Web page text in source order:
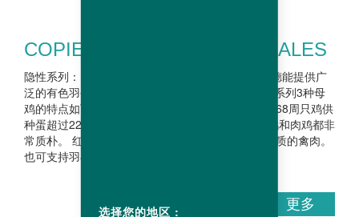
COPIE DE RECESSIVE FEMALES
隐性系列：肉鸡可以传承上一代父本的性状。哈伯德能提供广
泛的有色羽公鸡系列，必定能满足您的需求。 这个系列3种母
鸡的特点如下： JA57Ki：父母代生产性能最好，到68周只鸡供
种蛋超过227枚，肉鸡公母可通过羽毛鉴别。种母鸡和肉鸡都非
常质朴。 红宝MINI：生产优良品质的肉鸡，以及优质的禽肉。
也可支持羽毛鉴别公母。 母鸡 JA 57 Ki 红宝...
更多
选择您的地区 :